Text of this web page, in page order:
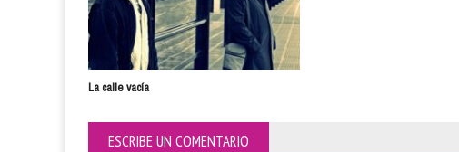
La calle vacía
ESCRIBE UN COMENTARIO